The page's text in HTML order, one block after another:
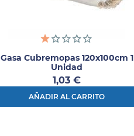
Gasa Cubremopas 120x100cm 1
Unidad
Precio
1,03 €
AÑADIR AL CARRITO